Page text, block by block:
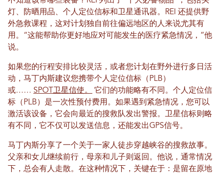
灯、防晒用品、个人定位信标和卫星通讯器。REI 还提供野
外急救课程，这对计划独自前往偏远地区的人来说尤其有
用。“这能帮助你更好地应对可能发生的医疗紧急情况，”他
说。
如果您的行程安排比较灵活，或者您计划在野外进行多日活
动，马丁内斯建议您携带个人定位信标（PLB）
或…… SPOT卫星信使。
它们的功能略有不同。个人定位信
标（PLB）是一次性预付费用。如果遇到紧急情况，您可以
激活该设备，它会向最近的搜救队发出警报。卫星信标则略
有不同，它不仅可以发送信息，还能发出GPS信号。
马丁内斯分享了一个关于一家人徒步穿越峡谷的搜救故事。
父亲和女儿继续前行，母亲和儿子则返回。他说，通常情况
下，总会有人走散。在这种情况下，关键在于：是留在原地